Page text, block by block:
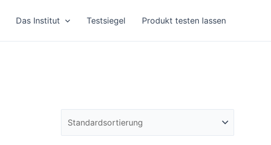
Das Institut Testsiegel Produkt testen lassen